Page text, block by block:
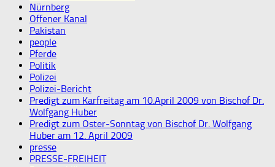
Nürnberg
Offener Kanal
Pakistan
people
Pferde
Politik
Polizei
Polizei-Bericht
Predigt zum Karfreitag am 10.April 2009 von Bischof Dr.
Wolfgang Huber
Predigt zum Oster-Sonntag von Bischof Dr. Wolfgang
Huber am 12. April 2009
presse
PRESSE-FREIHEIT